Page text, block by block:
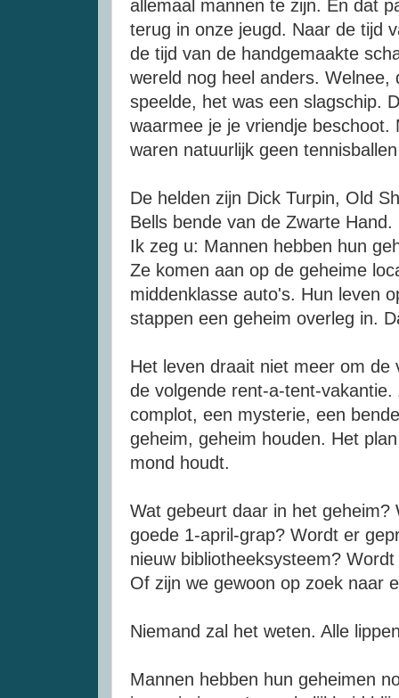
allemaal mannen te zijn. En dat
terug in onze jeugd. Naar de tijd
de tijd van de handgemaakte
wereld nog heel anders.
speelde, het was een slagschip.
waarmee je je vriendje
waren natuurlijk geen
De helden zijn Dick Turpin, Old
Bells bende van de Zwarte Hand.
Ik zeg u: Mannen hebben hun
Ze komen aan op de geheime
middenklasse auto's. Hun leven
stappen een geheim overleg in.
Het leven draait niet meer om de
de volgende rent-a-tent-vakantie.
complot, een mysterie, een
geheim, geheim houden. Het
mond houdt.
Wat gebeurt daar in het
goede 1-april-grap? Wordt er
nieuw bibliotheeksysteem?
Of zijn we gewoon op zoek naar
Niemand zal het weten. Alle
Mannen hebben hun geheimen